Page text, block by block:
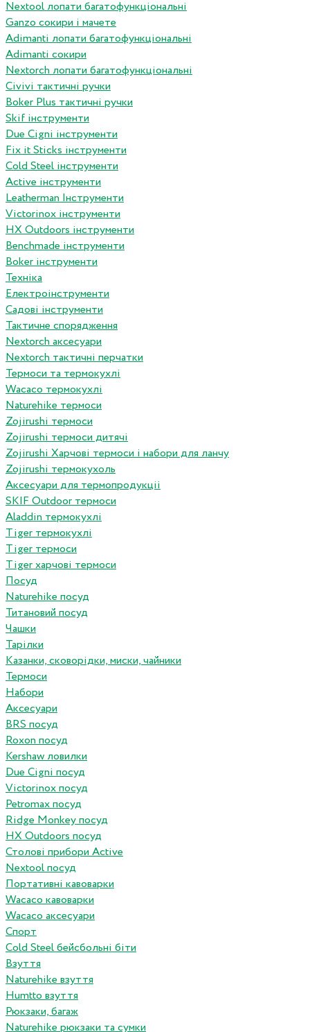
Nextool лопати багатофункціональні
Ganzo сокири і мачете
Adimanti лопати багатофункціональні
Adimanti сокири
Nextorch лопати багатофункціональні
Сivivi тактичні ручки
Boker Plus тактичні ручки
Skif інструменти
Due Cigni інструменти
Fix it Sticks інструменти
Сold Steel інструменти
Active інструменти
Leatherman Інструменти
Victorinox інструменти
HX Outdoors інструменти
Benchmade інструменти
Boker інструменти
Техніка
Електроінструменти
Садові інструменти
Тактичне спорядження
Nextorch аксесуари
Nextorch тактичні перчатки
Термоси та термокухлі
Wacaco термокухлі
Naturehike термоси
Zojirushi термоси
Zojirushi термоси дитячі
Zojirushi Харчові термоси і набори для ланчу
Zojirushi термокухоль
Аксесуари для термопродукціі
SKIF Outdoor термоси
Aladdin термокухлі
Tiger термокухлі
Tiger термоси
Tiger харчові термоси
Посуд
Naturehike посуд
Титановий посуд
Чашки
Тарілки
Казанки, сковорідки, миски, чайники
Термоси
Набори
Аксесуари
BRS посуд
Roxon посуд
Kershaw ловилки
Due Cigni посуд
Victorinox посуд
Petromax посуд
Ridge Monkey посуд
HX Outdoors посуд
Столові прибори Active
Nextool посуд
Портативні кавоварки
Wacaco кавоварки
Wacaco аксесуари
Спорт
Cold Steel бейсбольні біти
Взуття
Naturehike взуття
Humtto взуття
Рюкзаки, багаж
Naturehike рюкзаки та сумки